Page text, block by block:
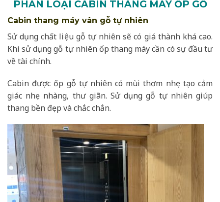
PHÂN LOẠI CABIN THANG MÁY ỐP GỖ
Cabin thang máy vân gỗ tự nhiên
Sử dụng chất liệu gỗ tự nhiên sẽ có giá thành khá cao.
Khi sử dụng gỗ tự nhiên ốp thang máy cần có sự đầu tư
về tài chính.
Cabin được ốp gỗ tự nhiên có mùi thơm nhẹ tạo cảm
giác nhẹ nhàng, thư giãn. Sử dụng gỗ tự nhiên giúp
thang bền đẹp và chắc chắn.